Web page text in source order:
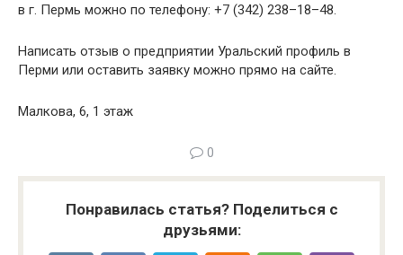
в г. Пермь можно по телефону: +7 (342) 238–18–48.
Написать отзыв о предприятии Уральский профиль в
Перми или оставить заявку можно прямо на сайте.
Малкова, 6, 1 этаж
0
Понравилась статья? Поделиться с
друзьями: